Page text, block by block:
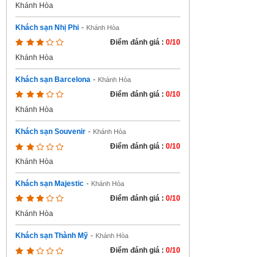
Khánh Hòa
Khách sạn Nhị Phi - Khánh Hòa
Điểm đánh giá : 0/10
Khánh Hòa
Khách sạn Barcelona - Khánh Hòa
Điểm đánh giá : 0/10
Khánh Hòa
Khách sạn Souvenir - Khánh Hòa
Điểm đánh giá : 0/10
Khánh Hòa
Khách sạn Majestic - Khánh Hòa
Điểm đánh giá : 0/10
Khánh Hòa
Khách sạn Thành Mỹ - Khánh Hòa
Điểm đánh giá : 0/10